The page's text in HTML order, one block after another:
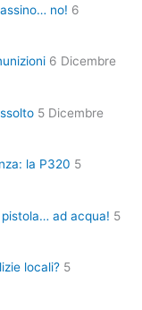
no! 6
6 Dicembre
5 Dicembre
la P320 5
pistola… ad acqua! 5
locali? 5